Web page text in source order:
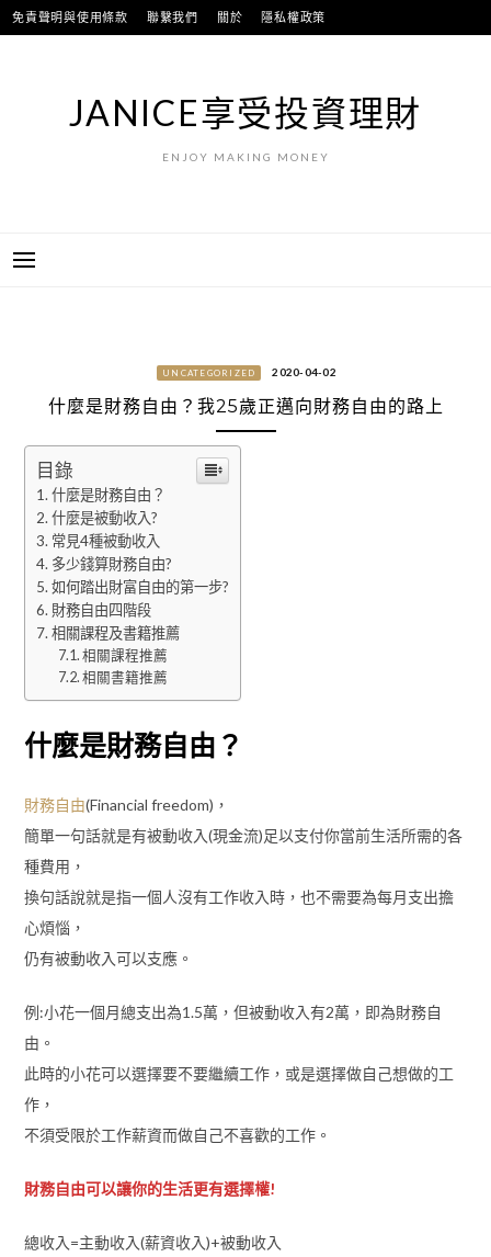
跳
至
免責聲明與使用條款 聯繫我們 關於 隱私權政策
JANICE享受投資理財
ENJOY MAKING MONEY
UNCATEGORIZED 2020-04-02
什麼是財務自由？我25歲正邁向財務自由的路上
目錄
什麼是財務自由？
什麼是被動收入?
常見4種被動收入
多少錢算財務自由?
如何踏出財富自由的第一步?
財務自由四階段
相關課程及書籍推薦
相關課程推薦
相關書籍推薦
什麼是財務自由？
財務自由(Financial freedom)，
簡單一句話就是有被動收入(現金流)足以支付你當前生活所需的各
種費用，
換句話說就是指一個人沒有工作收入時，也不需要為每月支出擔
心煩惱，
仍有被動收入可以支應。
例:小花一個月總支出為1.5萬，但被動收入有2萬，即為財務自
由。
此時的小花可以選擇要不要繼續工作，或是選擇做自己想做的工
作，
不須受限於工作薪資而做自己不喜歡的工作。
財務自由可以讓你的生活更有選擇權!
總收入=主動收入(薪資收入)+被動收入